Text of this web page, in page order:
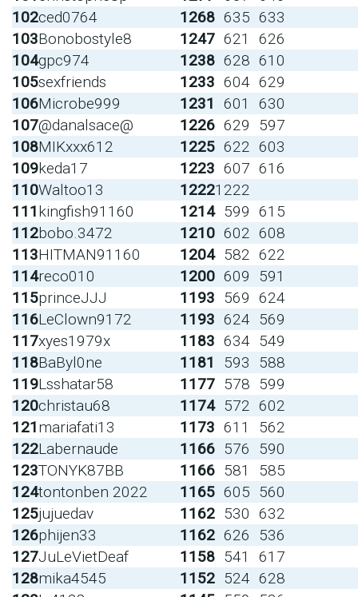
102ced0764 1268 635 633
103Bonobostyle8 1247 621
626
104gpc974 1238 628 610
105sexfriends 1233 604 629
106Microbe999 1231 601
630
107@danalsace@ 1226 629
597
108MIKxxx612 1225 622 603
109keda17 1223 607 616
110Waltoo13 12221222
111kingfish91160 1214 599 615
112bobo.3472 1210 602 608
113HITMAN91160 1204 582 622
114reco010 1200 609
591
115princeJJJ 1193 569 624
116LeClown9172 1193 624 569
117xyes1979x 1183 634 549
118BaByl0ne 1181 593
588
119Lsshatar58 1177 578 599
120christau68 1174 572 602
121mariafati13 1173 611
562
122Labernaude 1166 576
590
123TONYK87BB 1166 581
585
124tontonben 2022 1165 605 560
125jujuedav 1162 530 632
126phijen33 1162 626
536
127JuLeVietDeaf 1158 541
617
128mika4545 1152 524 628